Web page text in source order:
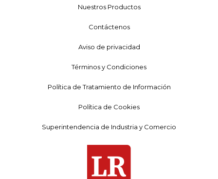
Nuestros Productos
Contáctenos
Aviso de privacidad
Términos y Condiciones
Política de Tratamiento de Información
Política de Cookies
Superintendencia de Industria y Comercio